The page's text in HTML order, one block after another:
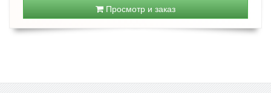
Просмотр и заказ